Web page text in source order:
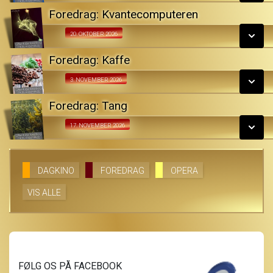
LÆS MERE
SE ALLE DAGE
LÆS MERE
Foredrag: Kvantecomputeren
20. OKTOBER 2026Fra 20.10.2026
SE ALLE DAGE
LÆS MERE
Foredrag: Kaffe
3. NOVEMBER 2026Fra 03.11.2026
SE ALLE DAGE
LÆS MERE
Foredrag: Tang
17. NOVEMBER 2026Fra 17.11.2026
SE ALLE DAGE
DAGKINO FOREDRAG OPERA
VIS ALLE
FØLG OS PÅ FACEBOOK